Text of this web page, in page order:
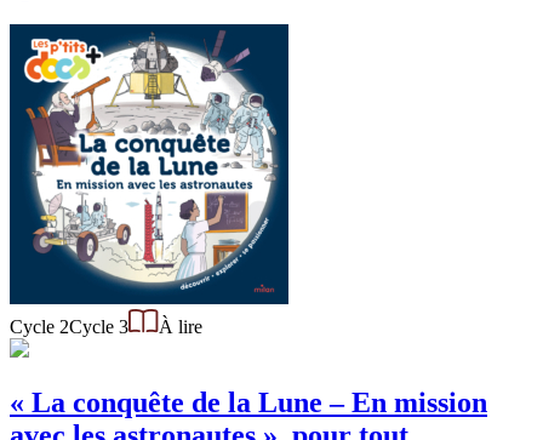
Cycle 2Cycle 3 À lire
« La conquête de la Lune – En mission